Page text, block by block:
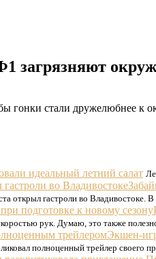
загрязняют
гонки стали дружелюбнее к
идеальный летний салат
открыл гастроли во
рук. Думаю, это также
Экшен-
полноценный трейлер